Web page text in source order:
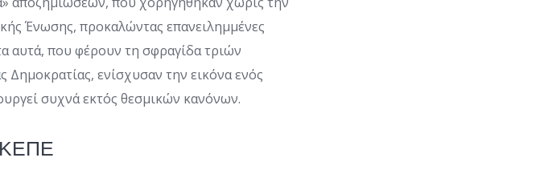
Ένωσης, προκαλώντας επανειλημμένες
αυτά, που φέρουν τη σφραγίδα τριών
ενίσχυσαν την εικόνα ενός
συχνά εκτός θεσμικών κανόνων.